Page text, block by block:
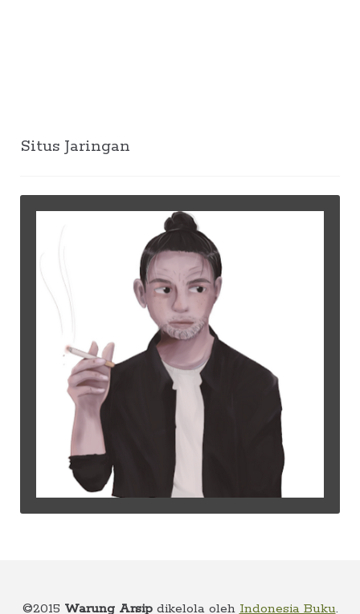
Situs Jaringan
©2015 Warung Arsipdikelola olehIndonesia Buku.